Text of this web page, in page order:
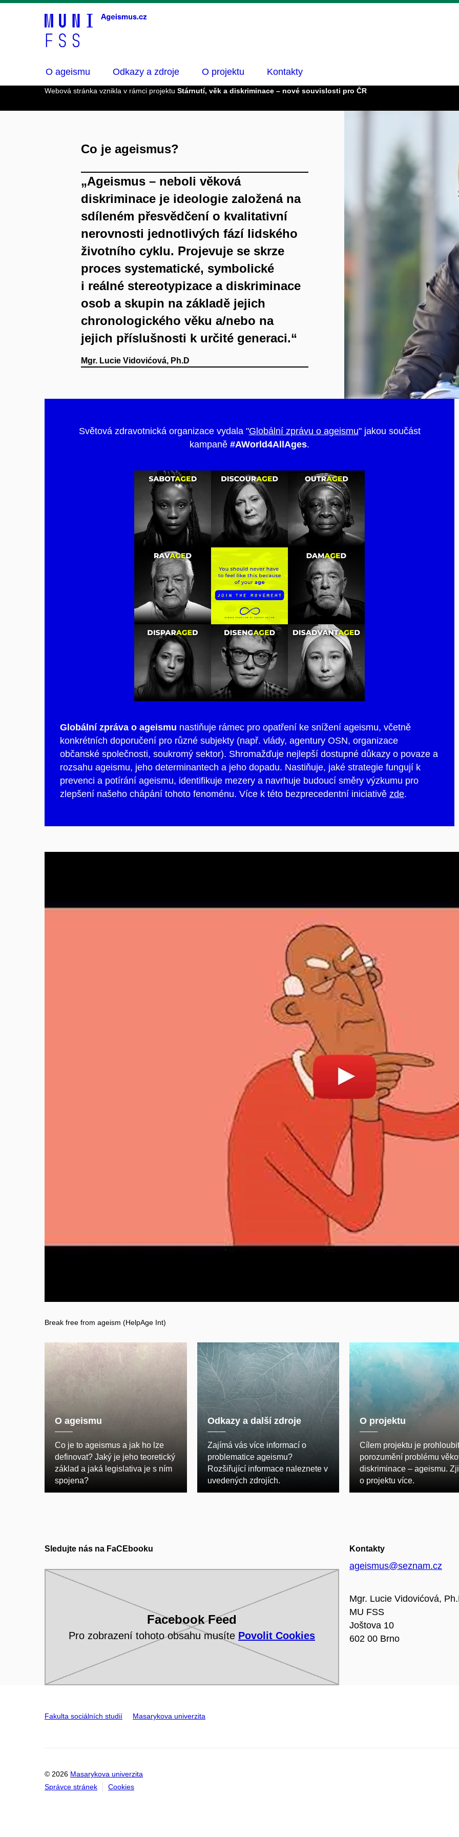
O ageismu Odkazy a zdroje O projektu Kontakty
Webová stránka vznikla v rámci projektu Stárnutí, věk a diskriminace – nové souvislosti pro ČR
Co je ageismus?
„Ageismus – neboli věková
diskriminace je ideologie založená na
sdíleném přesvědčení o kvalitativní
nerovnosti jednotlivých fází lidského
životního cyklu. Projevuje se skrze
proces systematické, symbolické
i reálné stereotypizace a diskriminace
osob a skupin na základě jejich
chronologického věku a/nebo na
jejich příslušnosti k určité generaci.“
Mgr. Lucie Vidovićová, Ph.D
Světová zdravotnická organizace vydala "Globální zprávu o ageismu" jakou součást
kampaně #AWorld4AllAges.
Globální zpráva o ageismu nastiňuje rámec pro opatření ke snížení ageismu, včetně
konkrétních doporučení pro různé subjekty (např. vlády, agentury OSN, organizace
občanské společnosti, soukromý sektor). Shromažďuje nejlepší dostupné důkazy o povaze a
rozsahu ageismu, jeho determinantech a jeho dopadu. Nastiňuje, jaké strategie fungují k
prevenci a potírání ageismu, identifikuje mezery a navrhuje budoucí směry výzkumu pro
zlepšení našeho chápání tohoto fenoménu. Více k této bezprecedentní iniciativě zde.
Povolit cookies a přehrát Otevřít na
Break free from ageism (HelpAge Int)
O ageismu
Co je to ageismus a jak ho lze
definovat? Jaký je jeho teoretický
základ a jaká legislativa je s ním
spojena?
Odkazy a další zdroje
Zajímá vás více informací o
problematice ageismu?
Rozšiřující informace naleznete v
uvedených zdrojích.
O projektu
Cílem projektu je prohloubit
porozumění problému
diskriminace – ageismu.
o projektu více.
Sledujte nás na FaCEbooku
Facebook Feed
Pro zobrazení tohoto obsahu musíte Povolit Cookies
Kontakty
ageismus@seznam.cz
Mgr. Lucie Vidovićová,
MU FSS
Joštova 10
602 00 Brno
Fakulta sociálních studií Masarykova univerzita
© 2026 Masarykova univerzita
Správce stránek
Cookies